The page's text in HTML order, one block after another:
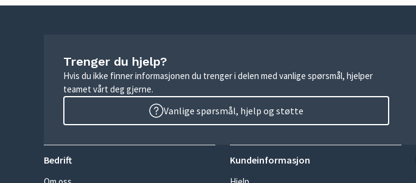
Trenger du hjelp?
Hvis du ikke finner informasjonen du trenger i delen med vanlige spørsmål, hjelper
teamet vårt deg gjerne.
Vanlige spørsmål, hjelp og støtte
Bedrift Kundeinformasjon